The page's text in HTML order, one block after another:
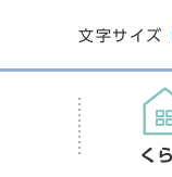
文字サイズ
く